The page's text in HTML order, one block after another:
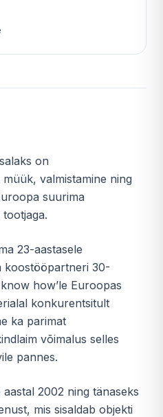
on
valmistamine ning
suurima
23-aastasele
koostööpartneri 30-
how’le Euroopas
konkurentsitult
ka parimat
võimalus selles
pannes.
2002 ning tänaseks
mis sisaldab objekti